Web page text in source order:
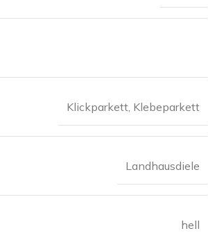
Klickparkett, Klebeparkett
Landhausdiele
hell